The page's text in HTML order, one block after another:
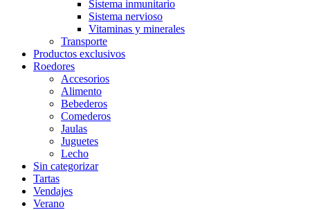
Sistema inmunitario
Sistema nervioso
Vitaminas y minerales
Transporte
Productos exclusivos
Roedores
Accesorios
Alimento
Bebederos
Comederos
Jaulas
Juguetes
Lecho
Sin categorizar
Tartas
Vendajes
Verano